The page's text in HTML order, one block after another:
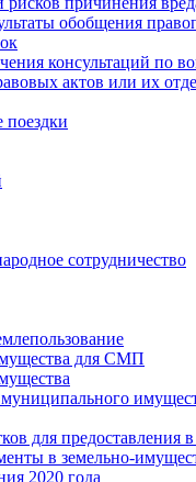
обобщения
консультаций по
актов или их
сотрудничество
для СМП
для предоставления
в земельно-
2020 года